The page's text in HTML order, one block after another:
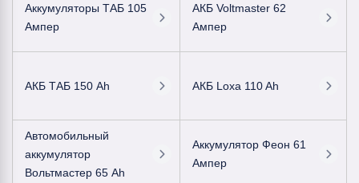
Аккумуляторы ТАБ 105
Ампер
АКБ Voltmaster 62
Ампер
АКБ ТАБ 150 Ah АКБ Loxa 110 Ah
Автомобильный
аккумулятор
Вольтмастер 65 Ah
Аккумулятор Феон 61
Ампер